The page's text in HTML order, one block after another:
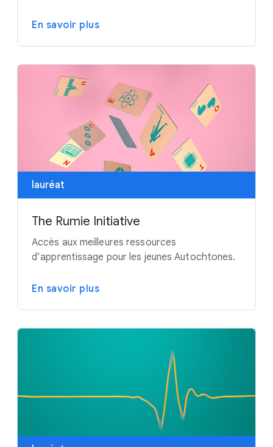
En savoir plus
lauréat
The Rumie Initiative
Accès aux meilleures ressources
d’apprentissage pour les jeunes Autochtones.
En savoir plus